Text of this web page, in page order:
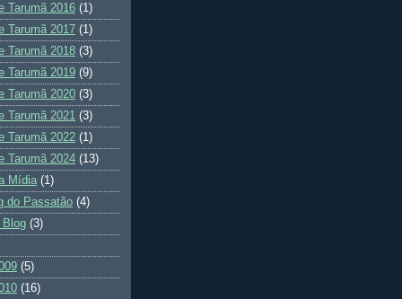
Tarumã 2016 (1)
Tarumã 2017 (1)
Tarumã 2018 (3)
Tarumã 2019 (9)
Tarumã 2020 (3)
Tarumã 2021 (3)
Tarumã 2022 (1)
Tarumã 2024 (13)
Mídia (1)
do Passatão (4)
Blog (3)
(5)
(16)